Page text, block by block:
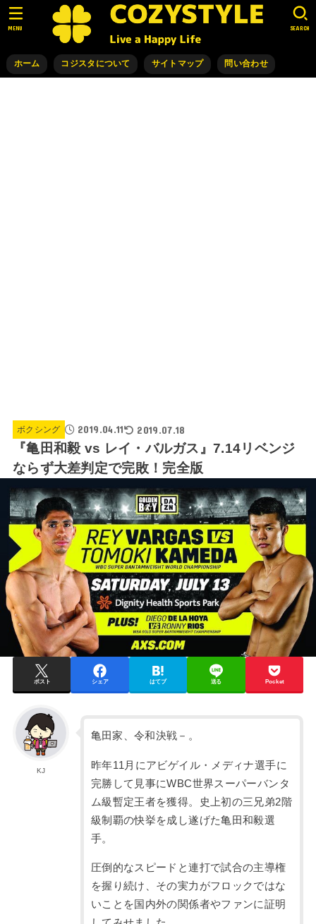
ホーム コジスタについて サイトマップ 問い合わせ
SEARCH
MENU
ボクシング 2019.04.11 2019.07.18
『亀田和毅 vs レイ・バルガス』7.14リベンジ
ならず大差判定で完敗！完全版
ポスト シェア はてブ 送る Pocket
KJ
亀田家、令和決戦－。
昨年11月にアビゲイル・メディナ選手に
完勝して見事にWBC世界スーパーバンタ
ム級暫定王者を獲得。史上初の三兄弟2階
級制覇の快挙を成し遂げた亀田和毅選
手。
圧倒的なスピードと連打で試合の主導権
を握り続け、その実力がフロックではな
いことを国内外の関係者やファンに証明